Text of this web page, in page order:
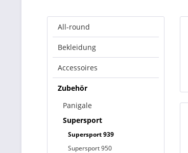
All-round
Bekleidung
Accessoires
Zubehör
Panigale
Supersport
Supersport 939
Supersport 950